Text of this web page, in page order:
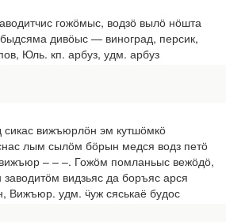
гожӧмыс, водзӧ вылӧ нӧшта
дивӧыс — виноград, персик,
Юль. кп. арбуз, удм. арбуз
сикас вижъюрлӧн эм кутшӧмкӧ
лым сылӧм бӧрын медся водз петӧ
вижъюр – – –. Гожӧм помланьыс вежӧдӧ,
видзьяс да боръяс арся
Вижъюр. удм. ӵуж сяськаё будос